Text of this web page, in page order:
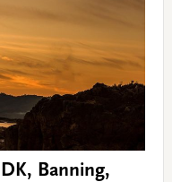
Banning,